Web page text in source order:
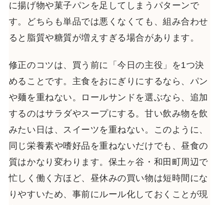
に揚げ物や菓子パンを足してしまうパターンで
す。どちらも単品では悪くなくても、組み合わせ
ると脂質や糖質が増えすぎる場合があります。
修正のコツは、買う前に「今日の主役」を1つ決
めることです。主食をおにぎりにするなら、パン
や麺を重ねない。ロールサンドを選ぶなら、追加
するのはサラダやスープにする。甘い飲み物を飲
みたい日は、スイーツを重ねない。このように、
同じ栄養素や嗜好品を重ねないだけでも、昼食の
質はかなり変わります。保土ヶ谷・和田町周辺で
忙しく働く方ほど、昼休みの買い物は短時間にな
りやすいため、事前にルール化しておくことが現